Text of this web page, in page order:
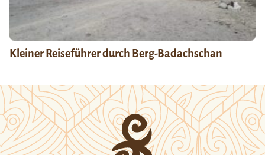
Kleiner Reiseführer durch Berg-Badachschan